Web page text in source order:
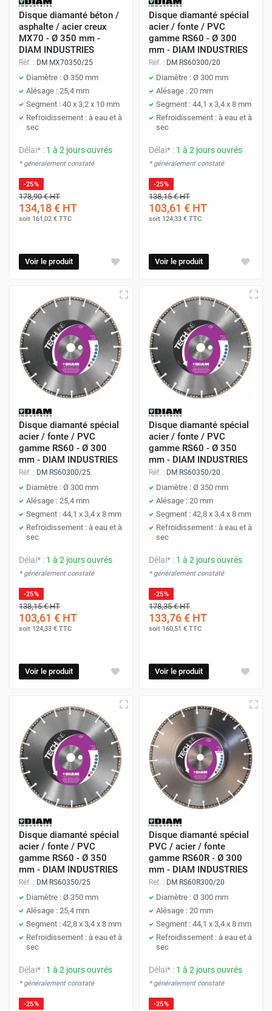
Disque diamanté béton /
asphalte / acier creux
MX70 - Ø 350 mm -
DIAM INDUSTRIES
Réf. : DM MX70350/25
Diamètre : Ø 350 mm
Alésage : 25,4 mm
Segment : 40 x 3,2 x 10 mm
Refroidissement : à eau et à
sec
Délai* : 1 à 2 jours ouvrés
* généralement constaté
-25%
178,90 €HT
134,18 € HT
soit 161,02 € TTC
Voir le produit
Disque diamanté spécial
acier / fonte / PVC
gamme RS60 - Ø 300
mm - DIAM INDUSTRIES
Réf. : DM RS60300/20
Diamètre : Ø 300 mm
Alésage : 20 mm
Segment : 44,1 x 3,4 x 8 mm
Refroidissement : à eau et à
sec
Délai* : 1 à 2 jours ouvrés
* généralement constaté
-25%
138,15 €HT
103,61 € HT
soit 124,33 € TTC
Voir le produit
Disque diamanté spécial
acier / fonte / PVC
gamme RS60 - Ø 300
mm - DIAM INDUSTRIES
Réf. : DM RS60300/25
Diamètre : Ø 300 mm
Alésage : 25,4 mm
Segment : 44,1 x 3,4 x 8 mm
Refroidissement : à eau et à
sec
Délai* : 1 à 2 jours ouvrés
* généralement constaté
-25%
138,15 €HT
103,61 € HT
soit 124,33 € TTC
Voir le produit
Disque diamanté spécial
acier / fonte / PVC
gamme RS60 - Ø 350
mm - DIAM INDUSTRIES
Réf. : DM RS60350/20
Diamètre : Ø 350 mm
Alésage : 20 mm
Segment : 42,8 x 3,4 x 8 mm
Refroidissement : à eau et à
sec
Délai* : 1 à 2 jours ouvrés
* généralement constaté
-25%
178,35 €HT
133,76 € HT
soit 160,51 € TTC
Voir le produit
Disque diamanté spécial
acier / fonte / PVC
gamme RS60 - Ø 350
mm - DIAM INDUSTRIES
Réf. : DM RS60350/25
Diamètre : Ø 350 mm
Alésage : 25,4 mm
Segment : 42,8 x 3,4 x 8 mm
Refroidissement : à eau et à
sec
Délai* : 1 à 2 jours ouvrés
* généralement constaté
-25%
Disque diamanté spécial
PVC / acier / fonte
gamme RS60R - Ø 300
mm - DIAM INDUSTRIES
Réf. : DM RS60R300/20
Diamètre : Ø 300 mm
Alésage : 20 mm
Segment : 44,1 x 3,4 x 8 mm
Refroidissement : à eau et à
sec
Délai* : 1 à 2 jours ouvrés
* généralement constaté
-25%